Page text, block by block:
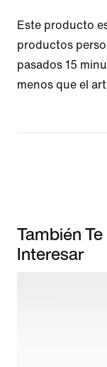
Este producto
productos
pasados 15
menos que el
También
Interesar